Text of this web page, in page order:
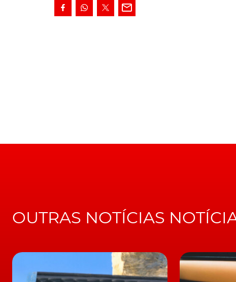
Ainda de acordo com a mesma fonte, a
mais-valias destes motores, não somente "o
das soluções técnicas a estrear no futuro
termos oficiais, a marca germânica já anteviu
potências entre os 90 e os 120 kWh, a
OUTRAS NOTÍCIAS